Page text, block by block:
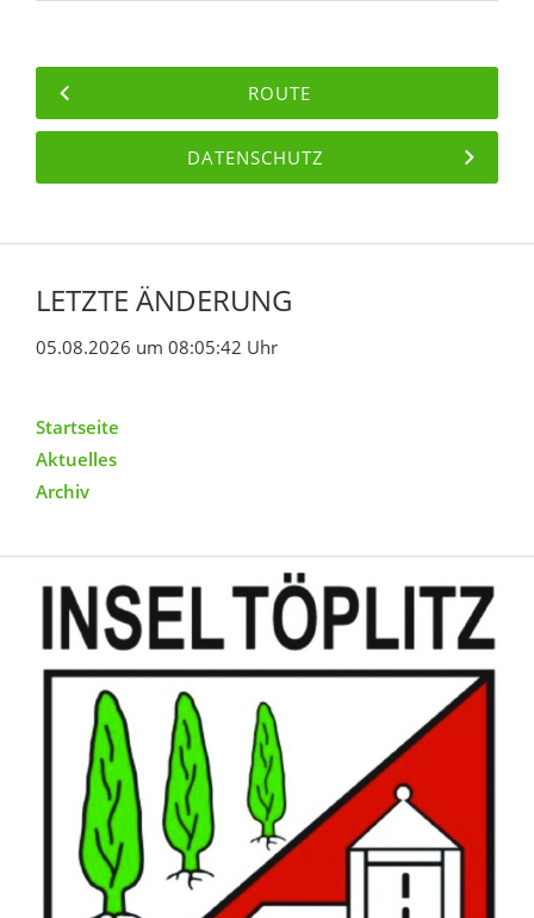
ROUTE
DATENSCHUTZ
LETZTE ÄNDERUNG
05.08.2026 um 08:05:42 Uhr
Startseite
Aktuelles
Archiv